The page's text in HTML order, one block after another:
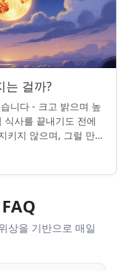
는 걸까?
니다 - 크고 밝으며 높
식사를 끝내기도 전에
키지 않으며, 그럴 만한
상을 기반으로 매일